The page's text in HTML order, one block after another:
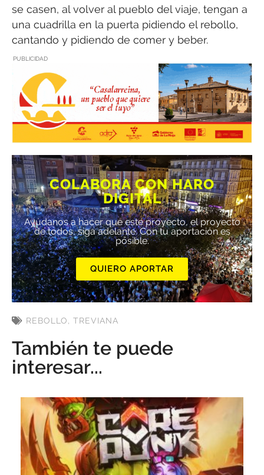
se casen, al volver al pueblo del viaje, tengan a
una cuadrilla en la puerta pidiendo el rebollo,
cantando y pidiendo de comer y beber.
PUBLICIDAD
COLABORA CON HARO
DIGITAL
Ayúdanos a hacer que este proyecto, el proyecto
de todos, siga adelante. Con tu aportación es
posible.
QUIERO APORTAR
REBOLLO, TREVIANA
También te puede
interesar...